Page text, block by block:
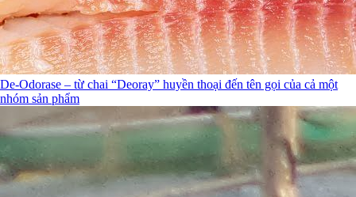
De-Odorase – từ chai “Deoray” huyền thoại đến tên gọi của cả một
nhóm sản phẩm